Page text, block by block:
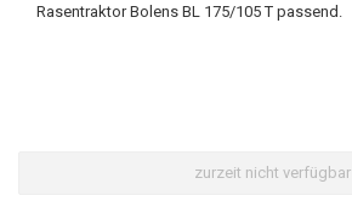
Rasentraktor Bolens BL 175/105 T passend.
zurzeit nicht verfügbar